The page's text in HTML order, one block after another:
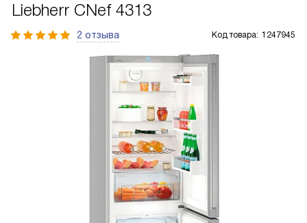
Liebherr CNef 4313
2 отзыва Код товара: 1247945